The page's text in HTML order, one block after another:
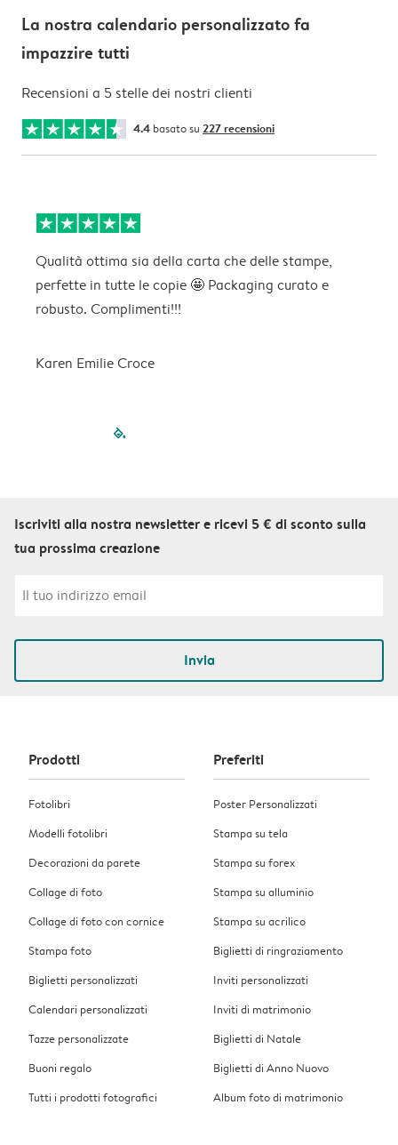
La nostra calendario personalizzato fa
impazzire tutti
Recensioni a 5 stelle dei nostri clienti
4.4 basato su 227 recensioni
Qualità ottima sia della carta che delle stampe,
perfette in tutte le copie 🤩 Packaging curato e
robusto. Complimenti!!!
Karen Emilie Croce
filled-pagination
Iscriviti alla nostra newsletter e ricevi 5 € di sconto sulla
tua prossima creazione
Invia
Prodotti
Fotolibri
Modelli fotolibri
Decorazioni da parete
Collage di foto
Collage di foto con cornice
Stampa foto
Biglietti personalizzati
Calendari personalizzati
Tazze personalizzate
Buoni regalo
Tutti i prodotti fotografici
Preferiti
Poster Personalizzati
Stampa su tela
Stampa su forex
Stampa su alluminio
Stampa su acrilico
Biglietti di ringraziamento
Inviti personalizzati
Inviti di matrimonio
Biglietti di Natale
Biglietti di Anno Nuovo
Album foto di matrimonio